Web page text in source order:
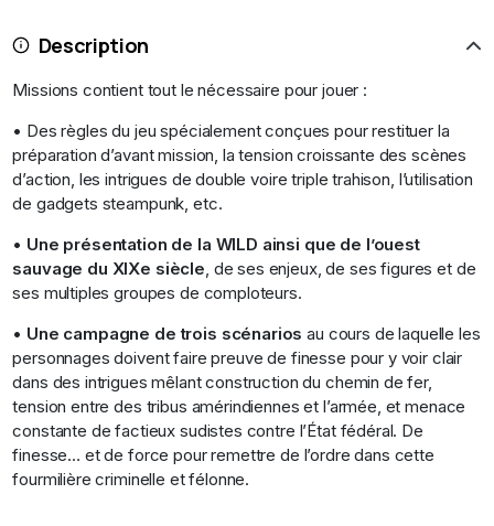
Description
Missions contient tout le nécessaire pour jouer :
• Des règles du jeu spécialement conçues pour restituer la
préparation d’avant mission, la tension croissante des scènes
d’action, les intrigues de double voire triple trahison, l’utilisation
de gadgets steampunk, etc.
• Une présentation de la WILD ainsi que de l’ouest
sauvage du XIXe siècle, de ses enjeux, de ses figures et de
ses multiples groupes de comploteurs.
• Une campagne de trois scénarios au cours de laquelle les
personnages doivent faire preuve de finesse pour y voir clair
dans des intrigues mêlant construction du chemin de fer,
tension entre des tribus amérindiennes et l’armée, et menace
constante de factieux sudistes contre l’État fédéral. De
finesse… et de force pour remettre de l’ordre dans cette
fourmilière criminelle et félonne.